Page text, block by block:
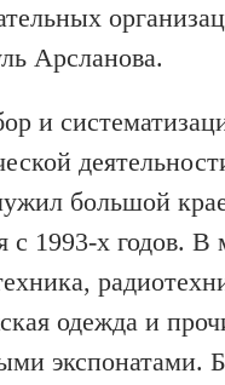
Арсланова.
и
большой
1993-х годов. В
одежда и
экспонатами.